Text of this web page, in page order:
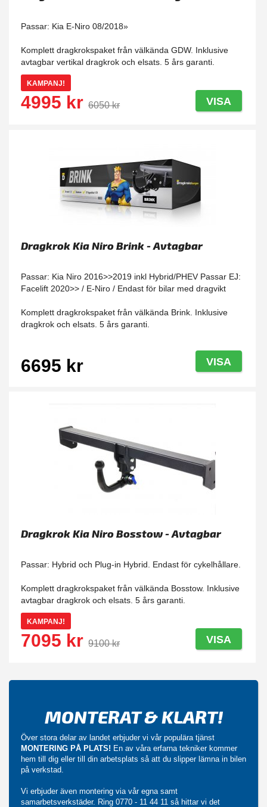
Passar: Kia E-Niro 08/2018»
Komplett dragkrokspaket från välkända GDW. Inklusive
avtagbar vertikal dragkrok och elsats. 5 års garanti.
KAMPANJ!
4995 kr 6050 kr VISA
Dragkrok Kia Niro Brink - Avtagbar
Passar: Kia Niro 2016>>2019 inkl Hybrid/PHEV Passar EJ:
Facelift 2020>> / E-Niro / Endast för bilar med dragvikt
Komplett dragkrokspaket från välkända Brink. Inklusive
dragkrok och elsats. 5 års garanti.
6695 kr VISA
Dragkrok Kia Niro Bosstow - Avtagbar
Passar: Hybrid och Plug-in Hybrid. Endast för cykelhållare.
Komplett dragkrokspaket från välkända Bosstow. Inklusive
avtagbar dragkrok och elsats. 5 års garanti.
KAMPANJ!
7095 kr 9100 kr VISA
MONTERAT & KLART!
Över stora delar av landet erbjuder vi vår populära tjänst
MONTERING PÅ PLATS! En av våra erfarna tekniker kommer
hem till dig eller till din arbetsplats så att du slipper lämna in bilen
på verkstad.
Vi erbjuder även montering via vår egna samt
samarbetsverkstäder. Ring 0770 - 11 44 11 så hittar vi det